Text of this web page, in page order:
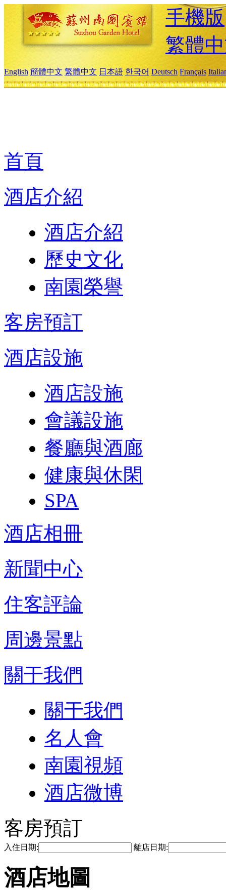
手機版
繁體
English 簡體中文 繁體中文 日本語 한국어 Deutsch Français
首頁
酒店介紹
酒店介紹
歷史文化
南園榮譽
客房預訂
酒店設施
酒店設施
會議設施
餐廳與酒廊
健康與休閑
SPA
酒店相冊
新聞中心
住客評論
周邊景點
關于我們
關于我們
名人會
南園視頻
酒店微博
客房預訂
入住日期: 離店日期:
酒店地圖